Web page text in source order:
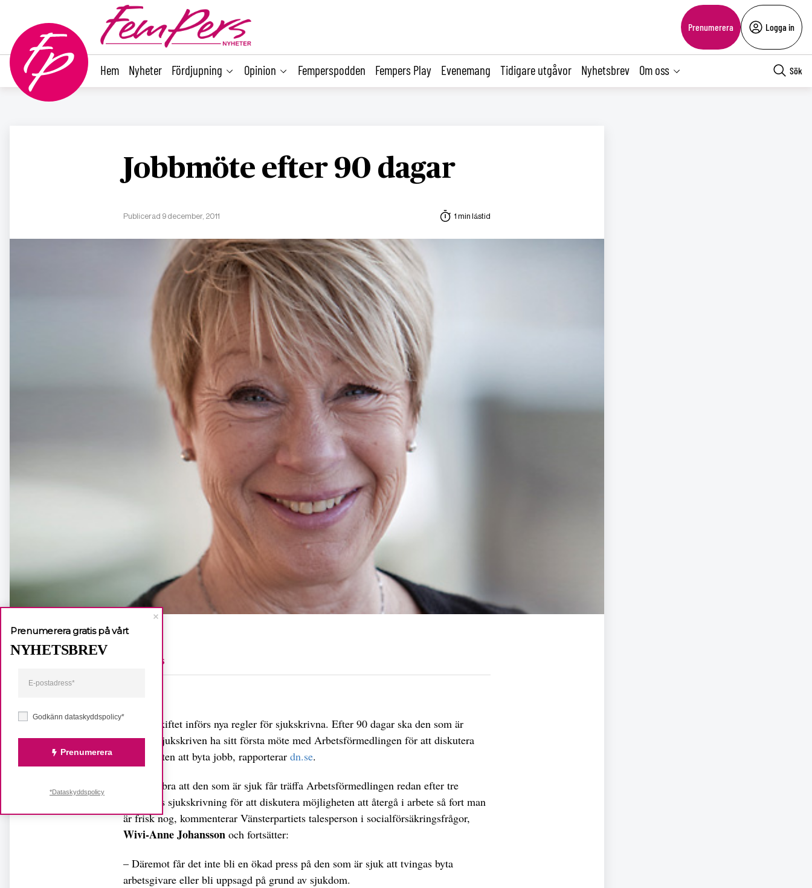
Prenumerera Logga in
Hem Nyheter Fördjupning Opinion Femperspodden Fempers Play Evenemang Tidigare utgåvor Nyhetsbrev Om oss Sök
Jobbmöte efter 90 dagar
Publicerad 9 december, 2011 1 min lästid
FemPers
Vid årsskiftet införs nya regler för sjukskrivna. Efter 90 dagar ska den som är
långtidssjukskriven ha sitt första möte med Arbetsförmedlingen för att diskutera
möjligheten att byta jobb, rapporterar dn.se.
– Det är bra att den som är sjuk får träffa Arbetsförmedlingen redan efter tre
månaders sjukskrivning för att diskutera möjligheten att återgå i arbete så fort man
är frisk nog, kommenterar Vänsterpartiets talesperson i socialförsäkringsfrågor,
Wivi-Anne Johansson och fortsätter:
– Däremot får det inte bli en ökad press på den som är sjuk att tvingas byta
arbetsgivare eller bli uppsagd på grund av sjukdom.
Godkänn dataskyddspolicy*
Prenumerera
Prenumerera gratis på vårt
NYHETSBREV
*Dataskyddspolicy